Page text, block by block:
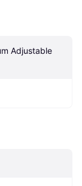
Adjustable